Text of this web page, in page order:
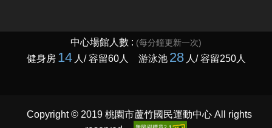
Copyright © 2019 桃園市蘆竹國民運動中心 All rights